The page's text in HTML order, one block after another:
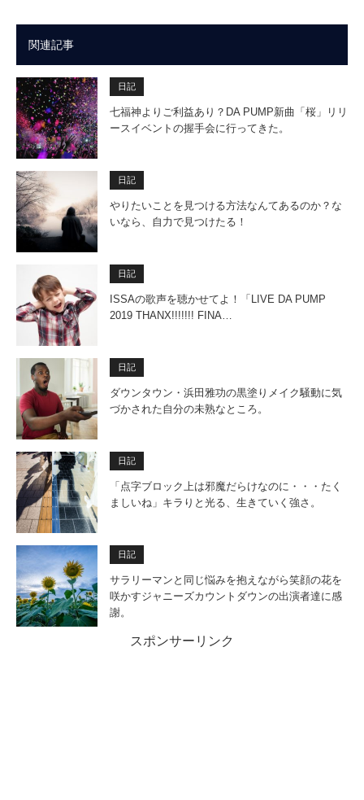
関連記事
日記
七福神よりご利益あり？DA PUMP新曲「桜」リリ
ースイベントの握手会に行ってきた。
日記
やりたいことを見つける方法なんてあるのか？な
いなら、自力で見つけたる！
日記
ISSAの歌声を聴かせてよ！「LIVE DA PUMP
2019 THANX!!!!!!! FINA…
日記
ダウンタウン・浜田雅功の黒塗りメイク騒動に気
づかされた自分の未熟なところ。
日記
「点字ブロック上は邪魔だらけなのに・・・たく
ましいね」キラりと光る、生きていく強さ。
日記
サラリーマンと同じ悩みを抱えながら笑顔の花を
咲かすジャニーズカウントダウンの出演者達に感
謝。
スポンサーリンク